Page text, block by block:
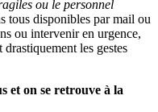
ou le personnel
tous disponibles par mail ou
ou intervenir en urgence,
les gestes
et on se retrouve à la